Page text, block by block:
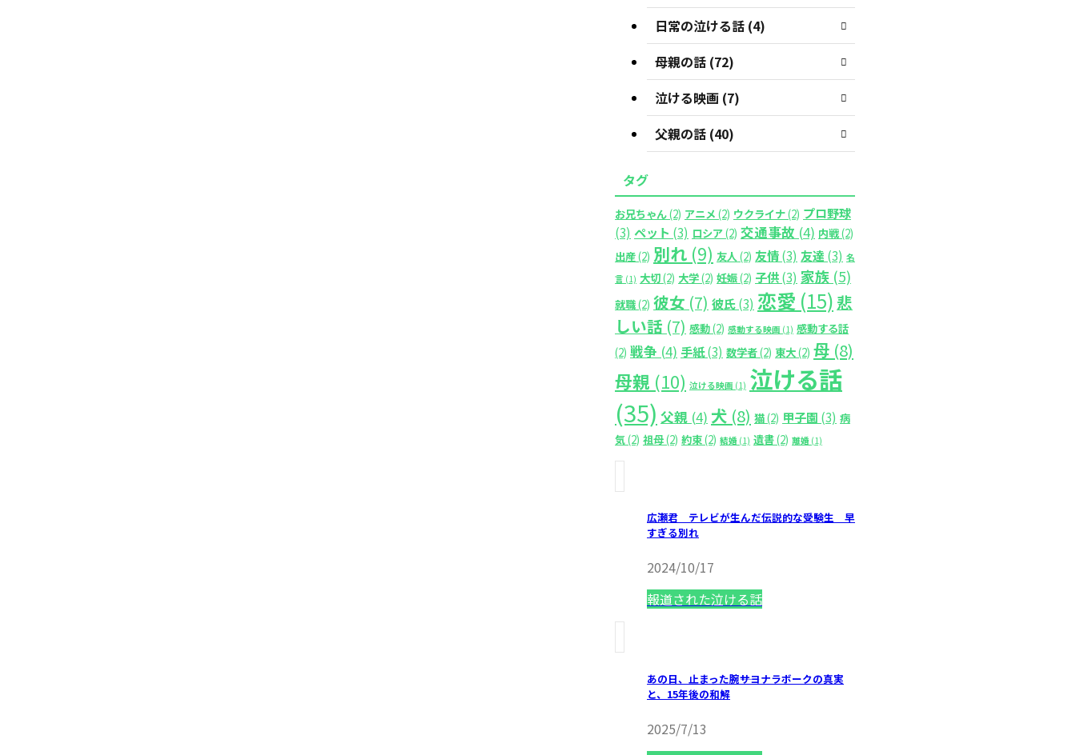
日常の泣ける話 (4)
母親の話 (72)
泣ける映画 (7)
父親の話 (40)
タグ
お兄ちゃん(2) アニメ (2) ウクライナ(2) プロ野球
(3) ペット (3) ロシア(2) 交通事故 (4) 内戦(2)
出産(2) 別れ (9) 友人(2) 友情(3) 友達 (3) 名
言 (1) 大切(2) 大学(2) 妊娠(2) 子供(3) 家族 (5)
就職(2) 彼女 (7) 彼氏(3) 恋愛 (15) 悲
しい話 (7) 感動(2) 感動する映画 (1) 感動する話
(2) 戦争 (4) 手紙(3) 数学者(2) 東大(2) 母 (8)
母親 (10) 泣ける映画 (1) 泣ける話
(35) 父親 (4) 犬 (8) 猫(2) 甲子園 (3) 病
気(2) 祖母(2) 約束(2) 結婚 (1) 遺書(2) 離婚 (1)
広瀬君 テレビが生んだ伝説的な受験生 早
すぎる別れ
2024/10/17
報道された泣ける話
あの日、止まった腕――サヨナラボークの真実
と、15年後の和解
2025/7/13